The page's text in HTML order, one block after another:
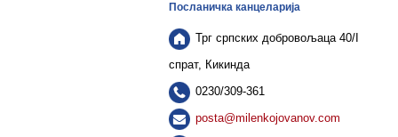
Посланичка канцеларија
Трг српских добровољаца 40/I
спрат, Кикинда
0230/309-361
posta@milenkojovanov.com